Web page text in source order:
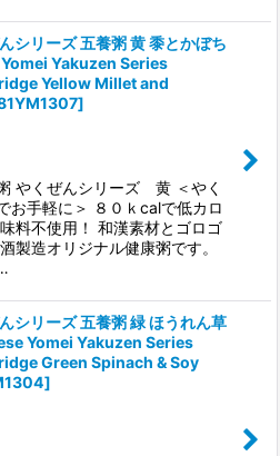
シリーズ 五養粥 黄 黍とかぼち
Yakuzen Series
Yellow Millet and
]
やくぜんシリーズ 黄 ＜やく
お手軽に＞ ８０ｋcalで低カロ
料不使用！ 和漢素材とゴロゴ
製造オリジナル健康粥です。
シリーズ 五養粥 緑 ほうれん草
Yomei Yakuzen Series
Green Spinach & Soy
]